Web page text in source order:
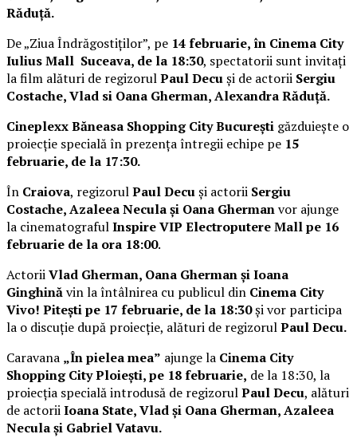
Răduță.
De „Ziua Îndrăgostiților”, pe 14 februarie, în Cinema City
Iulius Mall Suceava, de la 18:30, spectatorii sunt invitați
la film alături de regizorulPaul Decuși de actorii Sergiu
Costache, Vlad si Oana Gherman, Alexandra Răduță.
Cineplexx Băneasa Shopping City București găzduiește o
proiecție specială în prezența întregii echipe pe 15
februarie, de la 17:30.
În Craiova, regizorulPaul Decuși actorii Sergiu
Costache, Azaleea Necula și Oana Ghermanvor ajunge
la cinematografulInspire VIP Electroputere Mall pe 16
februarie de la ora 18:00.
ActoriiVlad Gherman, Oana Gherman și Ioana
Ginghinăvin la întâlnirea cu publicul din Cinema City
Vivo! Pitești pe 17 februarie, de la 18:30și vor participa
la o discuție după proiecție, alături de regizorulPaul Decu.
Caravana „În pielea mea” ajunge la Cinema City
Shopping City Ploiești, pe 18 februarie, de la 18:30, la
proiecția specială introdusă de regizorulPaul Decu, alături
de actoriiIoana State, Vlad și Oana Gherman, Azaleea
Necula și Gabriel Vatavu.